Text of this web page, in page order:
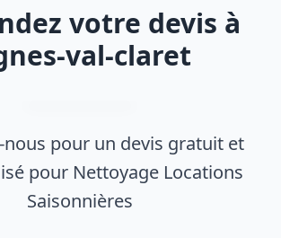
votre devis à
val-claret
nous pour un devis gratuit et
pour Nettoyage Locations
Saisonnières